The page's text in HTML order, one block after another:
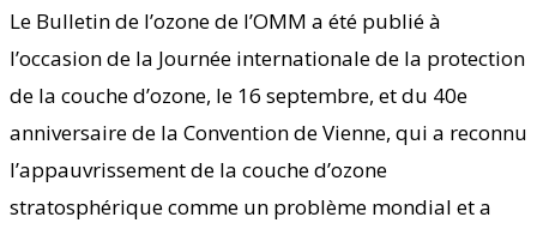
Le Bulletin de l’ozone de l’OMM a été publié à
l’occasion de la Journée internationale de la protection
de la couche d’ozone, le 16 septembre, et du 40e
anniversaire de la Convention de Vienne, qui a reconnu
l’appauvrissement de la couche d’ozone
stratosphérique comme un problème mondial et a